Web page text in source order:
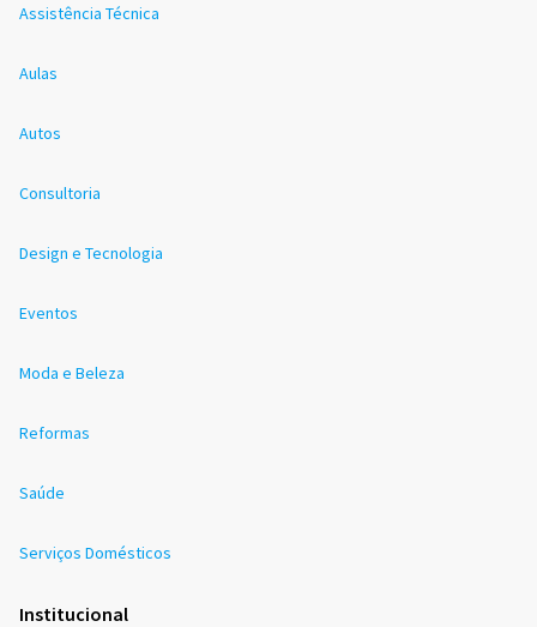
Assistência Técnica
Aulas
Autos
Consultoria
Design e Tecnologia
Eventos
Moda e Beleza
Reformas
Saúde
Serviços Domésticos
Institucional